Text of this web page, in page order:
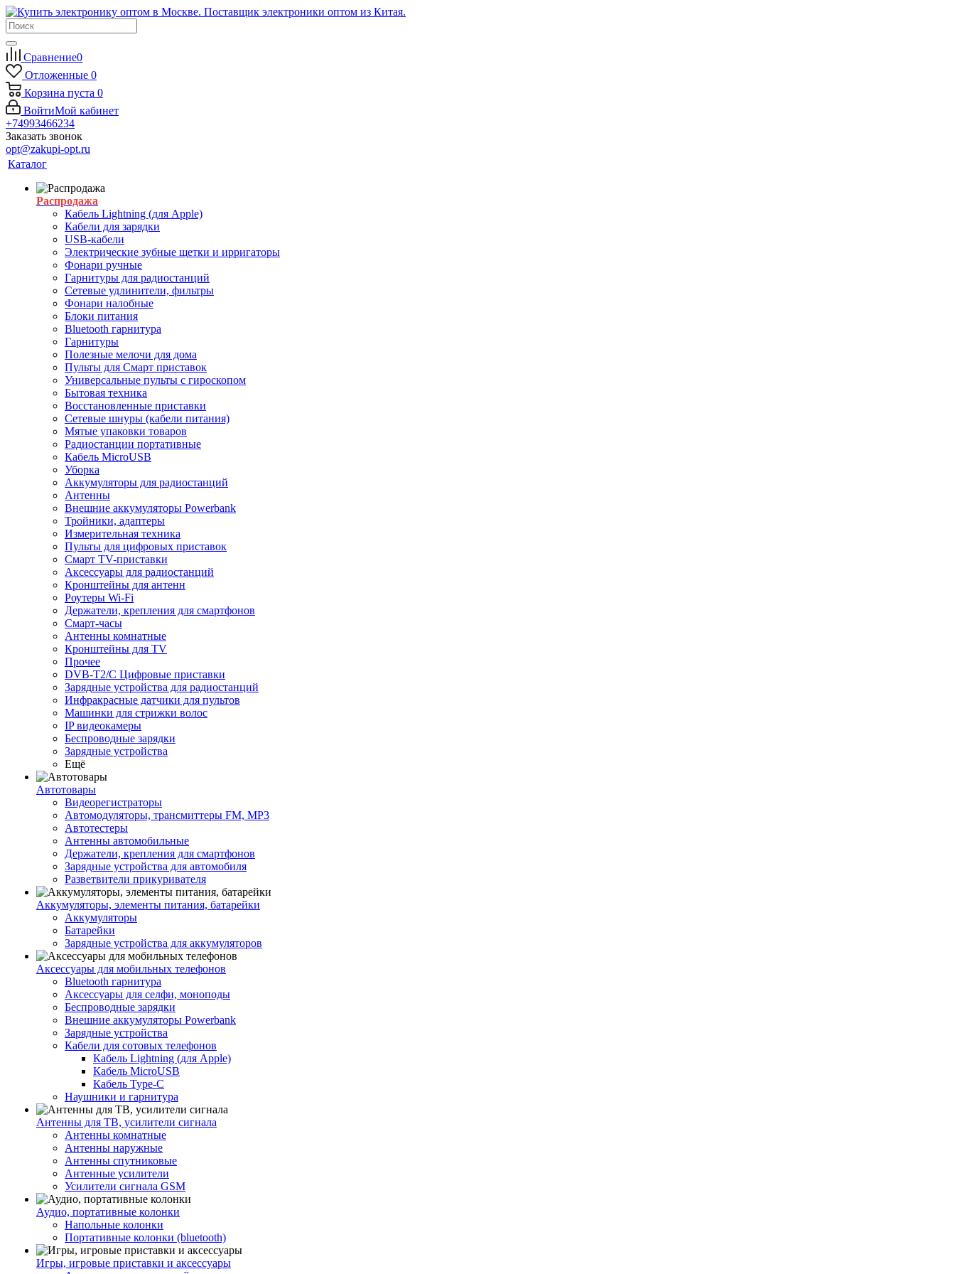
Сравнение0
Отложенные 0
Корзина пуста 0
ВойтиМой кабинет
+74993466234
Заказать звонок
opt@zakupi-opt.ru
Каталог
Распродажа
Кабель Lightning (для Apple)
Кабели для зарядки
USB-кабели
Электрические зубные щетки и ирригаторы
Фонари ручные
Гарнитуры для радиостанций
Сетевые удлинители, фильтры
Фонари налобные
Блоки питания
Bluetooth гарнитура
Гарнитуры
Полезные мелочи для дома
Пульты для Смарт приставок
Универсальные пульты с гироскопом
Бытовая техника
Восстановленные приставки
Сетевые шнуры (кабели питания)
Мятые упаковки товаров
Радиостанции портативные
Кабель MicroUSB
Уборка
Аккумуляторы для радиостанций
Антенны
Внешние аккумуляторы Powerbank
Тройники, адаптеры
Измерительная техника
Пульты для цифровых приставок
Смарт ТV-приставки
Аксессуары для радиостанций
Кронштейны для антенн
Роутеры Wi-Fi
Держатели, крепления для смартфонов
Смарт-часы
Антенны комнатные
Кронштейны для TV
Прочее
DVB-T2/C Цифровые приставки
Зарядные устройства для радиостанций
Инфракрасные датчики для пультов
Машинки для стрижки волос
IP видеокамеры
Беспроводные зарядки
Зарядные устройства
Ещё
Автотовары
Видеорегистраторы
Автомодуляторы, трансмиттеры FM, MP3
Автотестеры
Антенны автомобильные
Держатели, крепления для смартфонов
Зарядные устройства для автомобиля
Разветвители прикуривателя
Аккумуляторы, элементы питания, батарейки
Аккумуляторы
Батарейки
Зарядные устройства для аккумуляторов
Аксессуары для мобильных телефонов
Bluetooth гарнитура
Аксессуары для селфи, моноподы
Беспроводные зарядки
Внешние аккумуляторы Powerbank
Зарядные устройства
Кабели для сотовых телефонов
Кабель Lightning (для Apple)
Кабель MicroUSB
Кабель Type-C
Наушники и гарнитура
Антенны для ТВ, усилители сигнала
Антенны комнатные
Антенны наружные
Антенны спутниковые
Антенные усилители
Усилители сигнала GSM
Аудио, портативные колонки
Напольные колонки
Портативные колонки (bluetooth)
Игры, игровые приставки и аксессуары